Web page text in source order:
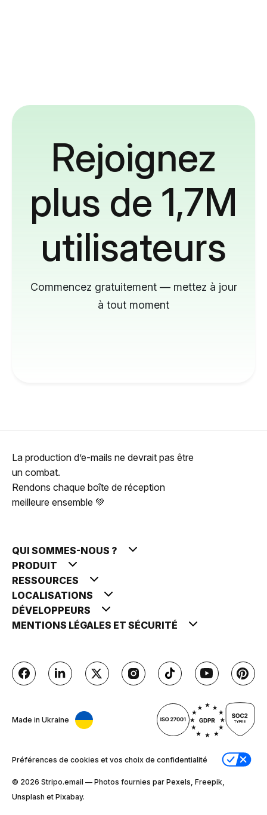
Rejoignez
plus de 1,7M
utilisateurs
Commencez gratuitement — mettez à jour
à tout moment
La production d’e-mails ne devrait pas être
un combat.
Rendons chaque boîte de réception
meilleure ensemble 💚
QUI SOMMES-NOUS ?
PRODUIT
RESSOURCES
LOCALISATIONS
DÉVELOPPEURS
MENTIONS LÉGALES ET SÉCURITÉ
Made in Ukraine
Préférences de cookies et vos choix de confidentialité
© 2026 Stripо.email — Photos fournies par Pexels, Freepik,
Unsplash et Pixabay.